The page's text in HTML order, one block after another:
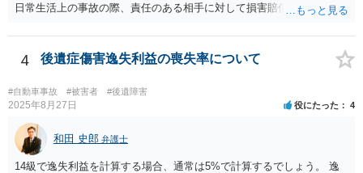
日常生活上の事故の際、責任のある相手に対して損害賠償請求する際
す（ご自宅の火災保険や自動車の任意保険等を確認してみて下さい。
加入したつもりがなくても、確認してみたら付いていたということが
4 後遺症傷害逸失利益の喪失率について
#自動車事故 #被害者 #後遺障害
2025年8月27日 役にたった 4
和田 史郎 弁護士
14級で逸失利益を計算する場合、通常は5%で計算するでしょう。 逸